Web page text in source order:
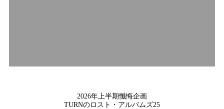
2026年上半期懺悔企画
TURNのロスト・アルバムズ25